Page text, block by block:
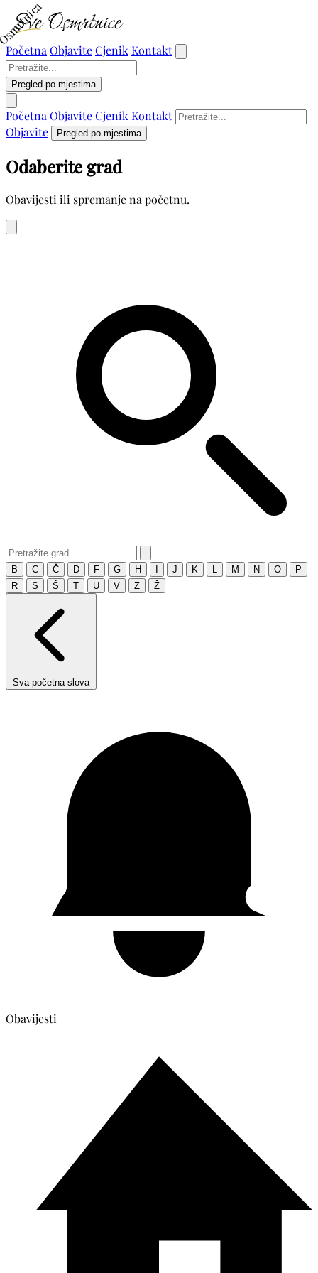
Početna ObjaviteCjenik Kontakt
Pregled po mjestima
Početna ObjaviteCjenik Kontakt
Objavite
Pregled po mjestima
Odaberite grad
Obavijesti ili spremanje na početnu.
B C Č D F G H J K M N O
P
R
S Š T U V Z Ž
Sva početna slova
Obavijesti